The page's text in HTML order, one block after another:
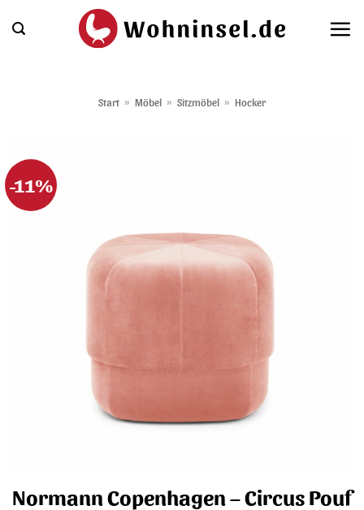
Inhalt
Start » Möbel » Sitzmöbel » Hocker
-11%
Normann Copenhagen – Circus Pouf